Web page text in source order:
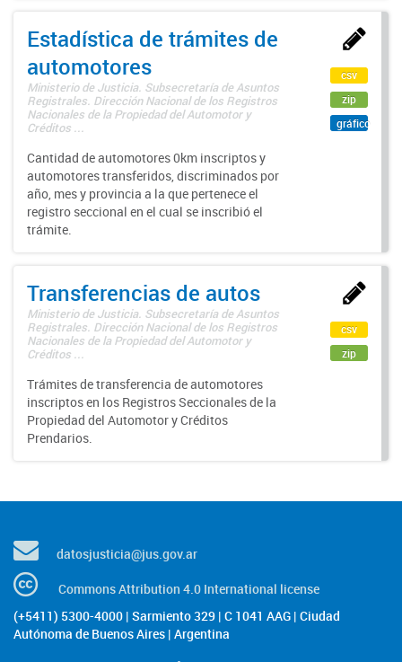
Estadística de trámites de
automotores
Ministerio de Justicia. Subsecretaría de Asuntos
Registrales. Dirección Nacional de los Registros
Nacionales de la Propiedad del Automotor y
Créditos ...
Cantidad de automotores 0km inscriptos y
automotores transferidos, discriminados por
año, mes y provincia a la que pertenece el
registro seccional en el cual se inscribió el
trámite.
csv
zip
gráfico
Transferencias de autos
Ministerio de Justicia. Subsecretaría de Asuntos
Registrales. Dirección Nacional de los Registros
Nacionales de la Propiedad del Automotor y
Créditos ...
Trámites de transferencia de automotores
inscriptos en los Registros Seccionales de la
Propiedad del Automotor y Créditos
Prendarios.
csv
zip
datosjusticia@jus.gov.ar
Commons Attribution 4.0 International license
(+5411) 5300-4000 | Sarmiento 329 | C 1041 AAG | Ciudad
Autónoma de Buenos Aires | Argentina